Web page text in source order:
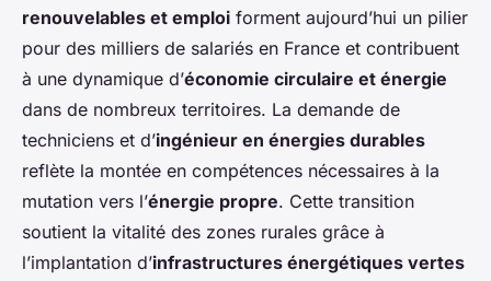
renouvelables et emploi forment aujourd’hui un pilier
pour des milliers de salariés en France et contribuent
à une dynamique d’économie circulaire et énergie
dans de nombreux territoires. La demande de
techniciens et d’ingénieur en énergies durables
reflète la montée en compétences nécessaires à la
mutation vers l’énergie propre. Cette transition
soutient la vitalité des zones rurales grâce à
l’implantation d’infrastructures énergétiques vertes